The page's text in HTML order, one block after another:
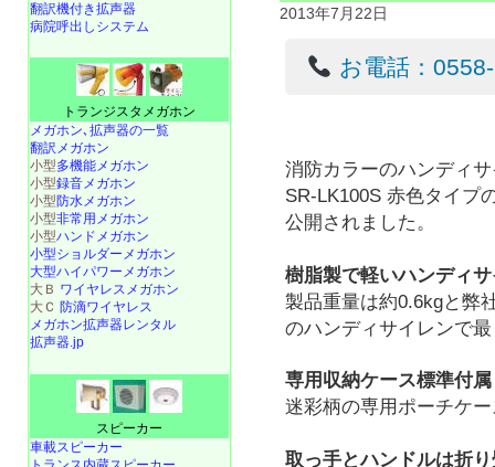
2013年7月22日
お電話：
消防カラーのハンディ
SR-LK100S 赤色タイプ
公開されました。
樹脂製で軽いハンディ
製品重量は約0.6kgと弊
のハンディサイレンで
専用収納ケース標準付属
迷彩柄の専用ポーチケ
取っ手とハンドルは折
翻訳機付き拡声器
病院呼出しシステム
トランジスタメガホン
メガホン､拡声器の一覧
翻訳メガホン
小型多機能メガホン
小型録音メガホン
小型防水メガホン
小型非常用メガホン
小型ハンドメガホン
小型ショルダーメガホン
大型ハイパワーメガホン
大Ｂ ワイヤレスメガホン
大Ｃ 防滴ワイヤレス
メガホン拡声器レンタル
拡声器.jp
スピーカー
車載スピーカー